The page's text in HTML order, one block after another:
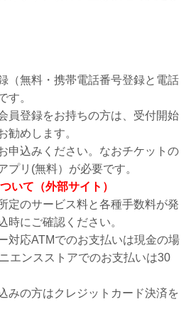
（無料・携帯電話番号登録と電話
す。
員登録をお持ちの方は、受付開始
勧めします。
申込みください。なおチケットの
プリ(無料）が必要です。
いて（外部サイト）
定のサービス料と各種手数料が発
時にご確認ください。
対応ATMでのお支払いは現金の場
エンスストアでのお支払いは30
みの方はクレジットカード決済を